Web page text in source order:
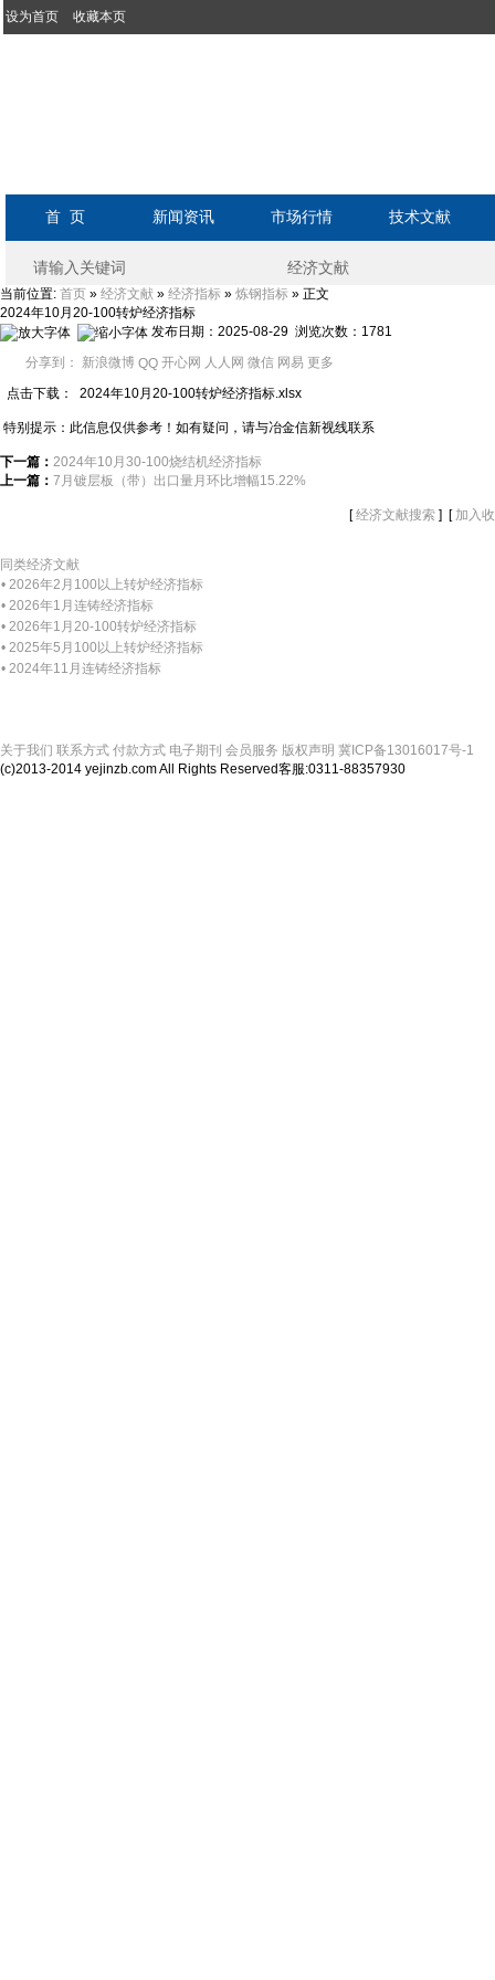
设为首页 收藏本页
首 页 新闻资讯 市场行情 技术文献
当前位置: 首页 » 经济文献 » 经济指标 » 炼钢指标 » 正文
2024年10月20-100转炉经济指标
发布日期：2025-08-29 浏览次数： 1781
分享到：
新浪微博 QQ 开心网 人人网 微信 网易 更多
点击下载： 2024年10月20-100转炉经济指标.xlsx
特别提示：此信息仅供参考！如有疑问，请与冶金信新视线联系
下一篇： 2024年10月30-100烧结机经济指标
上一篇： 7月镀层板（带）出口量月环比增幅15.22%
[经济文献搜索 ] [ 加入
同类经济文献
• 2026年2月100以上转炉经济指标
• 2026年1月连铸经济指标
• 2026年1月20-100转炉经济指标
• 2025年5月100以上转炉经济指标
• 2024年11月连铸经济指标
关于我们 联系方式 付款方式 电子期刊 会员服务 版权声明 冀ICP备13016017号-1
(c)2013-2014 yejinzb.com All Rights Reserved客服:0311-88357930